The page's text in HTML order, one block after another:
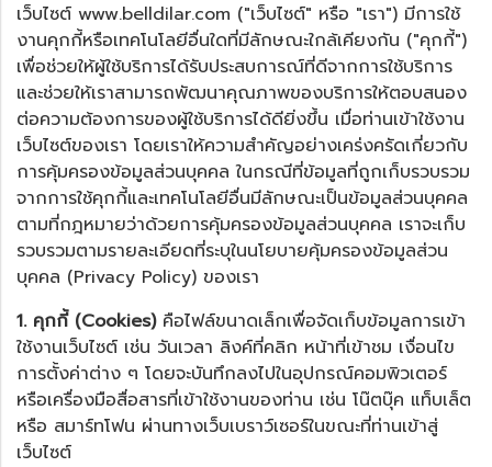
เว็บไซต์ www.belldilar.com ("เว็บไซต์" หรือ "เรา") มีการใช้
งานคุกกี้หรือเทคโนโลยีอื่นใดที่มีลักษณะใกล้เคียงกัน ("คุกกี้")
เพื่อช่วยให้ผู้ใช้บริการได้รับประสบการณ์ที่ดีจากการใช้บริการ
และช่วยให้เราสามารถพัฒนาคุณภาพของบริการให้ตอบสนอง
ต่อความต้องการของผู้ใช้บริการได้ดียิ่งขึ้น เมื่อท่านเข้าใช้งาน
เว็บไซต์ของเรา โดยเราให้ความสำคัญอย่างเคร่งครัดเกี่ยวกับ
การคุ้มครองข้อมูลส่วนบุคคล ในกรณีที่ข้อมูลที่ถูกเก็บรวบรวม
จากการใช้คุกกี้และเทคโนโลยีอื่นมีลักษณะเป็นข้อมูลส่วนบุคคล
ตามที่กฎหมายว่าด้วยการคุ้มครองข้อมูลส่วนบุคคล เราจะเก็บ
รวบรวมตามรายละเอียดที่ระบุในนโยบายคุ้มครองข้อมูลส่วน
บุคคล (Privacy Policy) ของเรา
1. คุกกี้ (Cookies)คือไฟล์ขนาดเล็กเพื่อจัดเก็บข้อมูลการเข้า
ใช้งานเว็บไซต์ เช่น วันเวลา ลิงค์ที่คลิก หน้าที่เข้าชม เงื่อนไข
การตั้งค่าต่าง ๆ โดยจะบันทึกลงไปในอุปกรณ์คอมพิวเตอร์
หรือเครื่องมือสื่อสารที่เข้าใช้งานของท่าน เช่น โน๊ตบุ๊ค แท็บเล็ต
หรือ สมาร์ทโฟน ผ่านทางเว็บเบราว์เซอร์ในขณะที่ท่านเข้าสู่
เว็บไซต์